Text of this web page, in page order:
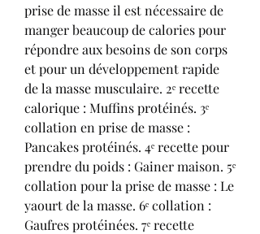
prise de masse il est nécessaire de
manger beaucoup de calories pour
répondre aux besoins de son corps
et pour un développement rapide
de la masse musculaire. 2ᵉ recette
calorique : Muffins protéinés. 3ᵉ
collation en prise de masse :
Pancakes protéinés. 4ᵉ recette pour
prendre du poids : Gainer maison. 5ᵉ
collation pour la prise de masse : Le
yaourt de la masse. 6ᵉ collation :
Gaufres protéinées. 7ᵉ recette